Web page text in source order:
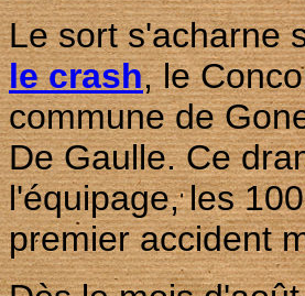
Le sort s'acharne
le crash, le
commune de
De Gaulle. Ce
l'équipage, les
premier accident